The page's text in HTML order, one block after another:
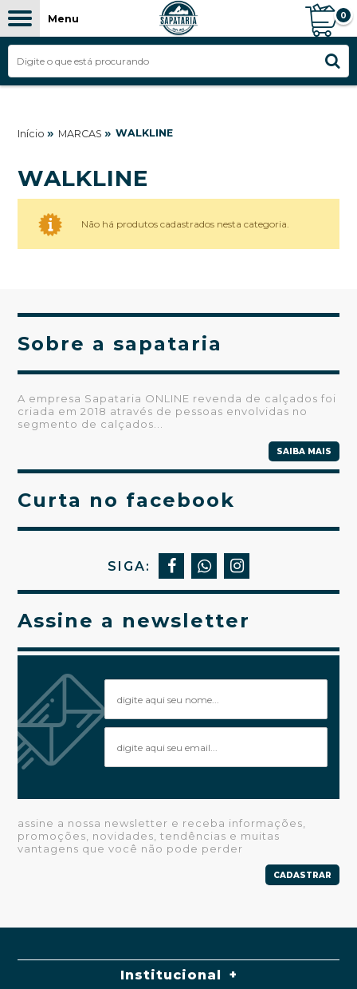
Menu 0
Início » MARCAS » WALKLINE
WALKLINE
Não há produtos cadastrados nesta categoria.
Sobre a sapataria
A empresa Sapataria ONLINE revenda de calçados foi
criada em 2018 através de pessoas envolvidas no
segmento de calçados...
SAIBA MAIS
Curta no facebook
SIGA:
Assine a newsletter
assine a nossa newsletter e receba informações,
promoções, novidades, tendências e muitas
vantagens que você não pode perder
CADASTRAR
Institucional